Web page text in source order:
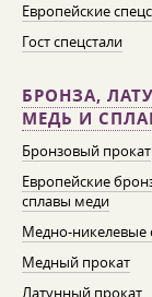
Европейские
Гост спецстали
БРОНЗА,
МЕДЬ И
Бронзовый прокат
Европейские
сплавы меди
Медно-никелевые
Медный прокат
Латунный прокат